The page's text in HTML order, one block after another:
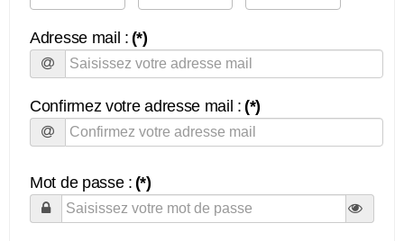
Adresse mail : (*)
Confirmez votre adresse mail : (*)
Mot de passe : (*)